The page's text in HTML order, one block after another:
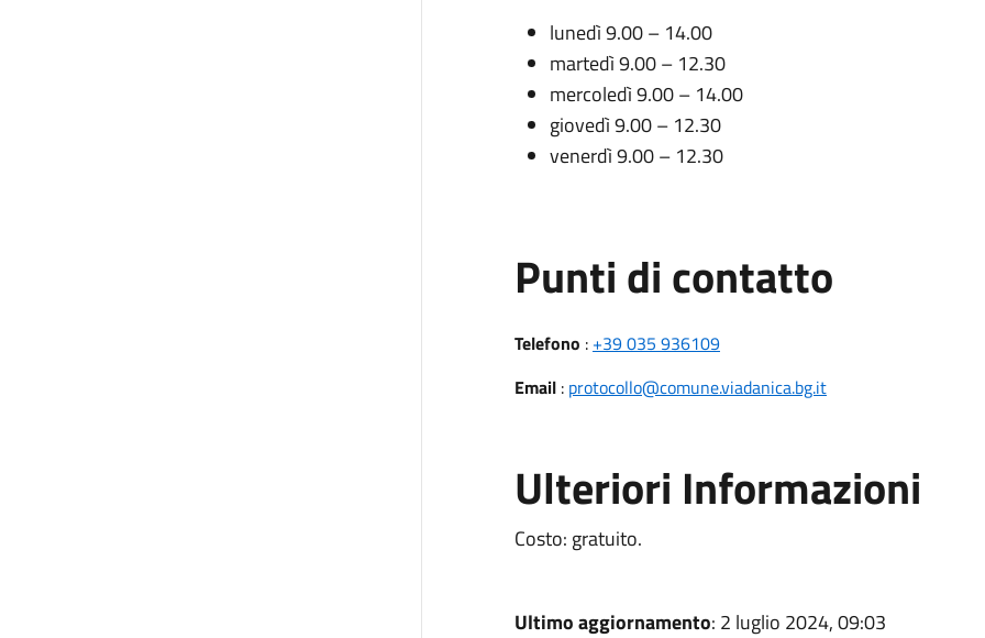
lunedì 9.00 – 14.00
martedì 9.00 – 12.30
mercoledì 9.00 – 14.00
giovedì 9.00 – 12.30
venerdì 9.00 – 12.30
Punti di contatto
Telefono : +39 035 936109
Email: protocollo@comune.viadanica.bg.it
Ulteriori Informazioni
Costo: gratuito.
Ultimo aggiornamento: 2 luglio 2024, 09:03